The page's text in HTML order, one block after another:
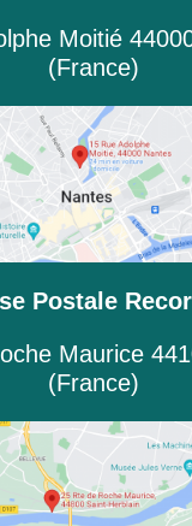
Moitié
(France)
Postale
Maurice
(France)